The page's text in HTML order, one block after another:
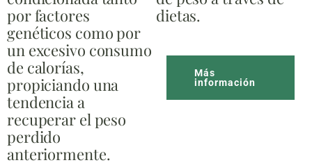
por factores
genéticos como por
un excesivo consumo
de calorías,
propiciando una
tendencia a
recuperar el peso
perdido
anteriormente.
dietas.
Más
información